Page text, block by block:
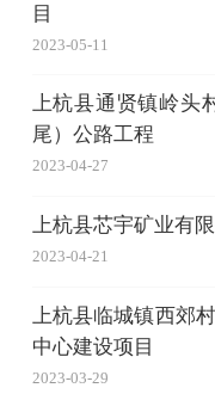
目
2023-05-11
上杭县通贤镇岭头
尾）公路工程
2023-04-27
上杭县芯宇矿业有
2023-04-21
上杭县临城镇西郊
中心建设项目
2023-03-29